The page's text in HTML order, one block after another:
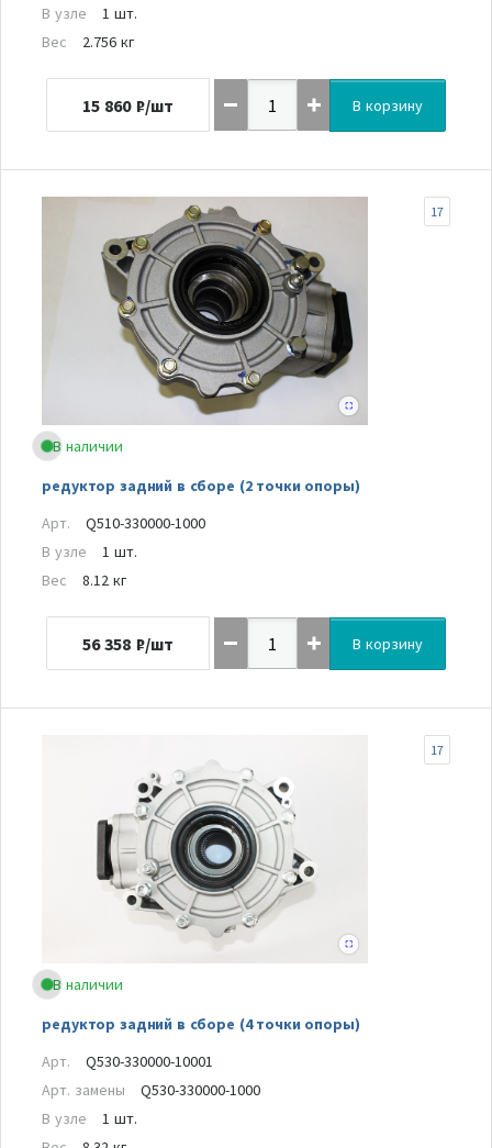
В узле
1 шт.
Вес
2.756 кг
15 860 ₽/шт В корзину
В наличии
редуктор задний в сборе (2 точки опоры)
17
Арт.
Q510-330000-1000
В узле
1 шт.
Вес
8.12 кг
56 358 ₽/шт В корзину
В наличии
редуктор задний в сборе (4 точки опоры)
17
Арт.
Q530-330000-10001
Арт. замены
Q530-330000-1000
В узле
1 шт.